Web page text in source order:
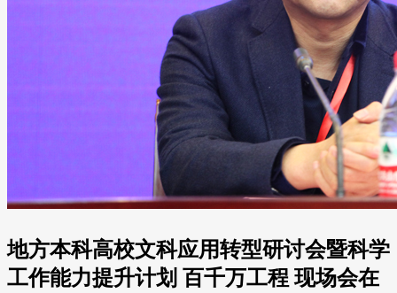
地方本科高校文科应用转型研讨会暨科学
工作能力提升计划 百千万工程 现场会在